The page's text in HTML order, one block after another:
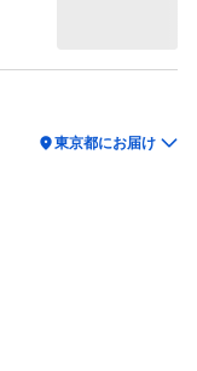
location_on東京都にお届け